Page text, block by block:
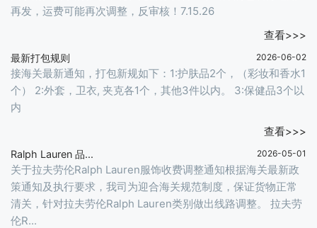
再发，运费可能再次调整，反审核！7.15.26
查看>>>
最新打包规则 2026-06-02
接海关最新通知，打包新规如下：1:护肤品2个，（彩妆和香水1
个） 2:外套，卫衣, 夹克各1个，其他3件以内。 3:保健品3个以
内
查看>>>
Ralph Lauren 品... 2026-05-01
关于拉夫劳伦Ralph Lauren服饰收费调整通知根据海关最新政
策通知及执行要求，我司为迎合海关规范制度，保证货物正常
清关，针对拉夫劳伦Ralph Lauren类别做出线路调整。 拉夫劳
伦R...